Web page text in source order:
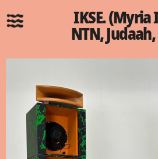
IKSE. (Myria
NTN,